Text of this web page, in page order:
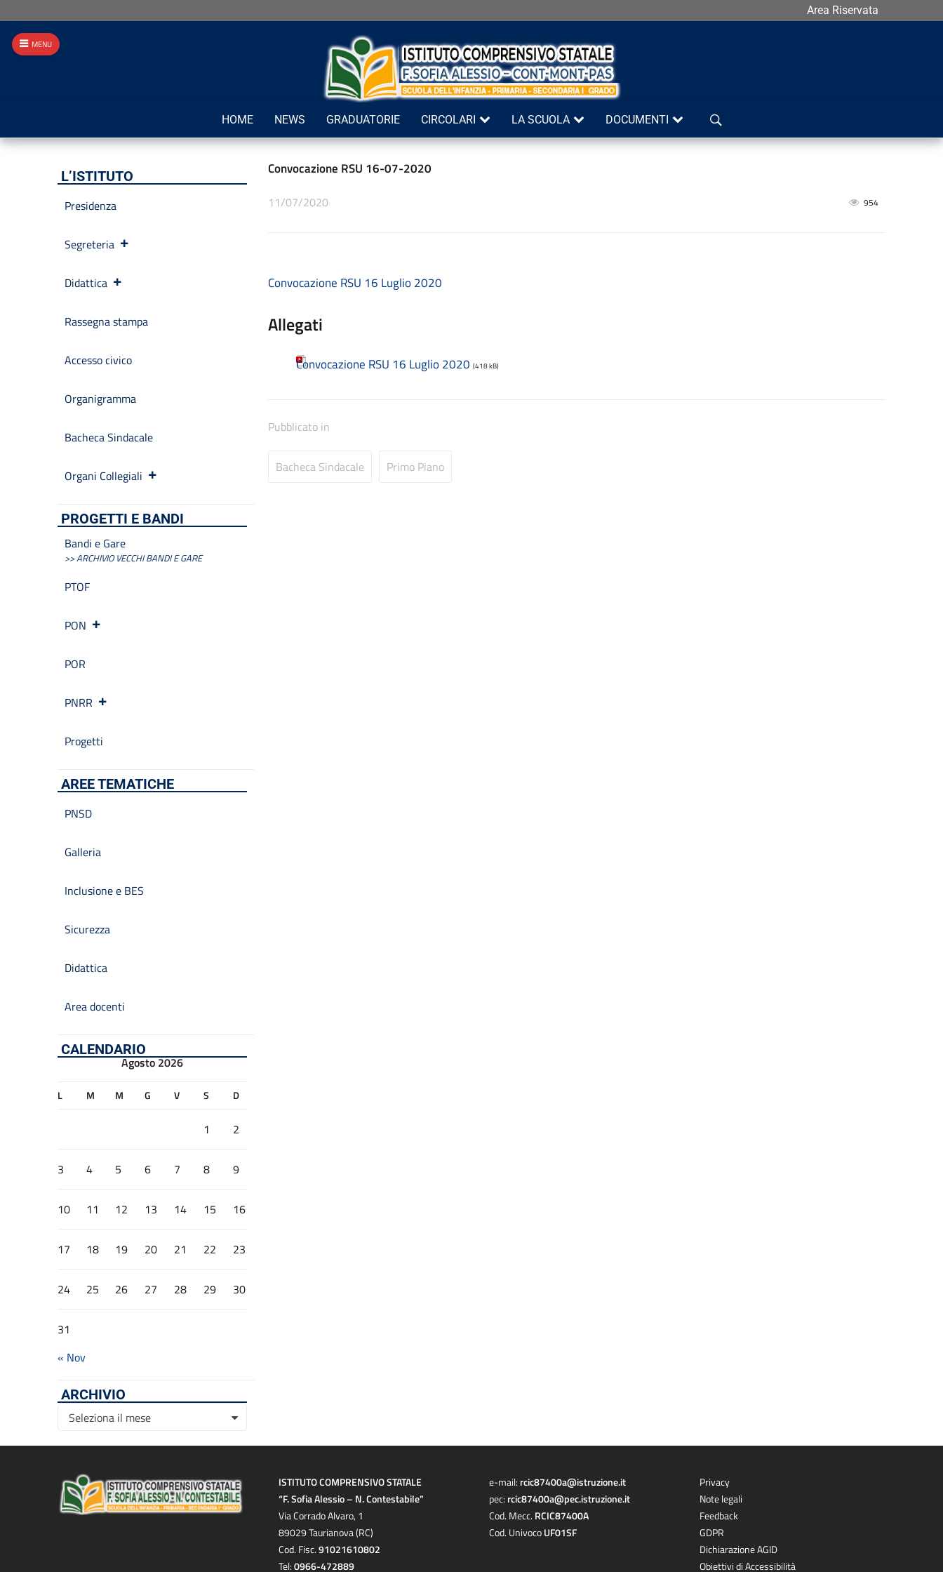
Area Riservata
Cerca
HOME NEWS GRADUATORIE CIRCOLARI LA SCUOLA DOCUMENTI
Convocazione RSU 16-07-2020
11/07/2020 954
Convocazione RSU 16 Luglio 2020
Allegati
Convocazione RSU 16 Luglio 2020 (418 kB)
Pubblicato in
Bacheca Sindacale Primo Piano
L’ISTITUTO
Presidenza
Segreteria
Didattica
Rassegna stampa
Accesso civico
Organigramma
Bacheca Sindacale
Organi Collegiali
PROGETTI E BANDI
Bandi e Gare
>> ARCHIVIO VECCHI BANDI E GARE
PTOF
PON
POR
PNRR
Progetti
AREE TEMATICHE
PNSD
Galleria
Inclusione e BES
Sicurezza
Didattica
Area docenti
CALENDARIO
Agosto 2026
L M M G V S D
1 2
3 4 5 6 7 8 9
10 11 12 13 14 15 16
17 18 19 20 21 22 23
24 25 26 27 28 29 30
31
« Nov
ARCHIVIO
Archivio
Seleziona il mese
ISTITUTO COMPRENSIVO STATALE
“F. Sofia Alessio – N. Contestabile”
Via Corrado Alvaro, 1
89029 Taurianova (RC)
Cod. Fisc.91021610802
Tel:0966-472889
e-mail: rcic87400a@istruzione.it
pec: rcic87400a@pec.istruzione.it
Cod. Mecc. RCIC87400A
Cod. UnivocoUF01SF
Privacy
Note legali
Feedback
GDPR
Dichiarazione AGID
Obiettivi di Accessibilità
MENU